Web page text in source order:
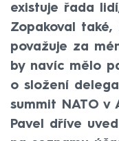
existuje řada
Zopakoval
považuje za
by navíc mělo
o složení
summit NATO v
Pavel dříve